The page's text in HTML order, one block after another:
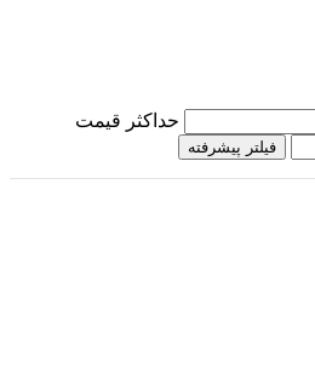
حداكثر قيمت
فیلتر پیشرفته